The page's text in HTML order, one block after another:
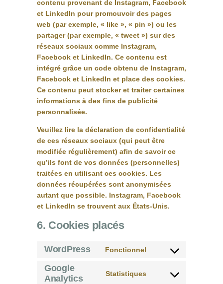
contenu provenant de Instagram, Facebook
et LinkedIn pour promouvoir des pages
web (par exemple, « like », « pin ») ou les
partager (par exemple, « tweet ») sur des
réseaux sociaux comme Instagram,
Facebook et LinkedIn. Ce contenu est
intégré grâce un code obtenu de Instagram,
Facebook et LinkedIn et place des cookies.
Ce contenu peut stocker et traiter certaines
informations à des fins de publicité
personnalisée.
Veuillez lire la déclaration de confidentialité
de ces réseaux sociaux (qui peut être
modifiée régulièrement) afin de savoir ce
qu’ils font de vos données (personnelles)
traitées en utilisant ces cookies. Les
données récupérées sont anonymisées
autant que possible. Instagram, Facebook
et LinkedIn se trouvent aux États-Unis.
6. Cookies placés
WordPress Fonctionnel
Consent
service
Google
Analytics
Statistiques
Consent